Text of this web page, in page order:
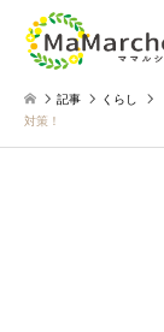
記事 くらし
対策！